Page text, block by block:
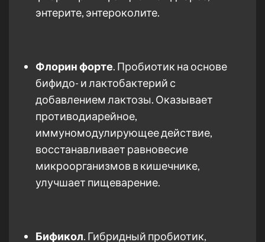
энтерите, энтероколите.
Флорин форте. Пробиотик на основе
бифидо- и лактобактерий с
добавлением лактозы. Оказывает
противодиарейное,
иммуномодулирующее действие,
восстанавливает равновесие
микроорганизмов в кишечнике,
улучшает пищеварение.
Бификол. Гибридный пробиотик,